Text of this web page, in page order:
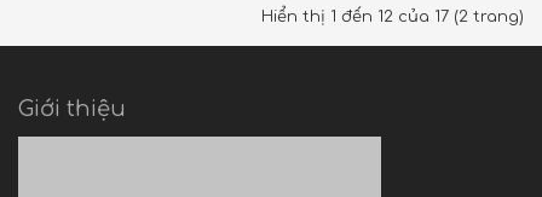
Hiển thị 1 đến 12 của 17 (2 trang)
Giới thiệu